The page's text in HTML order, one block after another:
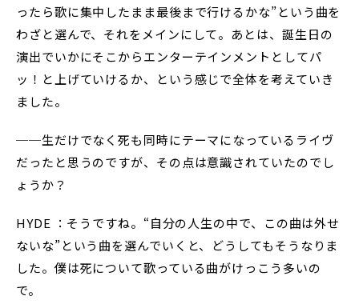
ったら歌に集中したまま最後まで行けるかな”という曲を
わざと選んで、それをメインにして。あとは、誕生日の
演出でいかにそこからエンターテインメントとしてパ
ッ！と上げていけるか、という感じで全体を考えていき
ました。
──生だけでなく死も同時にテーマになっているライヴ
だったと思うのですが、その点は意識されていたのでし
ょうか？
HYDE ：そうですね。“自分の人生の中で、この曲は外せ
ないな”という曲を選んでいくと、どうしてもそうなりま
した。僕は死について歌っている曲がけっこう多いの
で。